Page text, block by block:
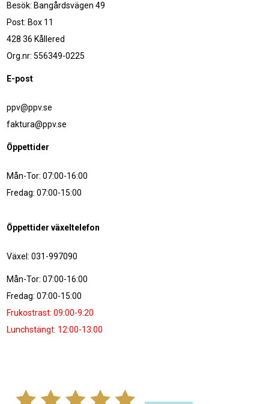
Besök: Bangårdsvägen 49
Post: Box 11
428 36 Kållered
Org.nr: 556349-0225
E-post
ppv@ppv.se
faktura@ppv.se
Öppettider
Mån-Tor: 07:00-16:00
Fredag: 07:00-15:00
Öppettider växeltelefon
Växel: 031-997090
Mån-Tor: 07:00-16:00
Fredag: 07:00-15:00
Frukostrast: 09:00-9:20
Lunchstängt: 12:00-13:00